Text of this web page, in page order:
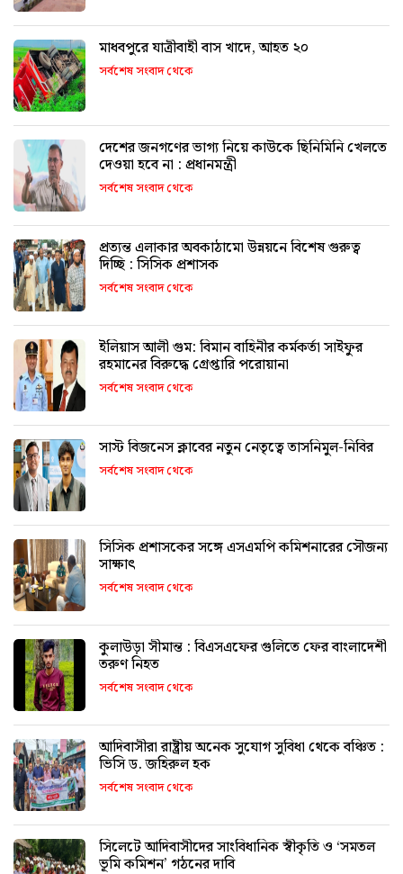
মাধবপুরে যাত্রীবাহী বাস খাদে, আহত ২০
সর্বশেষ সংবাদ থেকে
দেশের জনগণের ভাগ্য নিয়ে কাউকে ছিনিমিনি খেলতে
দেওয়া হবে না : প্রধানমন্ত্রী
সর্বশেষ সংবাদ থেকে
প্রত্যন্ত এলাকার অবকাঠামো উন্নয়নে বিশেষ গুরুত্ব
দিচ্ছি : সিসিক প্রশাসক
সর্বশেষ সংবাদ থেকে
ইলিয়াস আলী গুম: বিমান বাহিনীর কর্মকর্তা সাইফুর
রহমানের বিরুদ্ধে গ্রেপ্তারি পরোয়ানা
সর্বশেষ সংবাদ থেকে
সাস্ট বিজনেস ক্লাবের নতুন নেতৃত্বে তাসনিমুল-নিবির
সর্বশেষ সংবাদ থেকে
সিসিক প্রশাসকের সঙ্গে এসএমপি কমিশনারের সৌজন্য
সাক্ষাৎ
সর্বশেষ সংবাদ থেকে
কুলাউড়া সীমান্ত : বিএসএফের গুলিতে ফের বাংলাদেশী
তরুণ নিহত
সর্বশেষ সংবাদ থেকে
আদিবাসীরা রাষ্ট্রীয় অনেক সুযোগ সুবিধা থেকে বঞ্চিত :
ভিসি ড. জহিরুল হক
সর্বশেষ সংবাদ থেকে
সিলেটে আদিবাসীদের সাংবিধানিক স্বীকৃতি ও ‘সমতল
ভূমি কমিশন’ গঠনের দাবি